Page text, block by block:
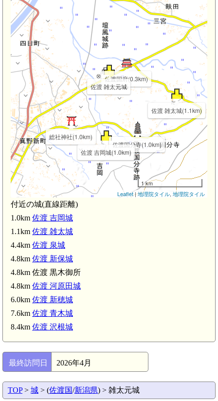
佐渡国府(0.3km)
総社神社(1.0km)
佐渡国分寺(1.0km)
大目神社(3.1km)
佐渡 雑太元城
佐渡 吉岡城(1.0km)
佐渡 雑太城(1.1km)
1 km
Leaflet|地理院タイル, 地理院タイル
付近の城(直線距離)
1.0km 佐渡 吉岡城
1.1km 佐渡 雑太城
4.4km 佐渡 泉城
4.8km 佐渡 新保城
4.8km 佐渡 黒木御所
4.8km 佐渡 河原田城
6.0km 佐渡 新穂城
7.6km 佐渡 青木城
8.4km 佐渡 沢根城
最終訪問日 2026年4月
TOP> 城 > (佐渡国/新潟県) > 雑太元城